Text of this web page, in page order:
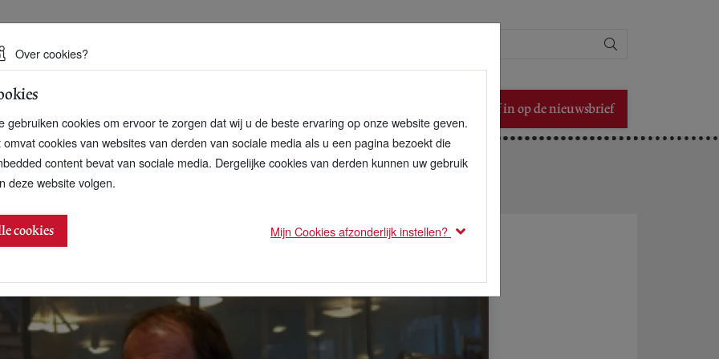
duurzame toekomst
Schrijf in op de nieuwsbrief
arbeidsongeschikten
Over cookies?
gebruiken cookies om ervoor te zorgen dat wij u de beste ervaring op onze website geven.
omvat cookies van websites van derden van sociale media als u een pagina bezoekt die
content bevat van sociale media. Dergelijke cookies van derden kunnen uw gebruik
deze website volgen.
cookies Mijn Cookies afzonderlijk instellen?